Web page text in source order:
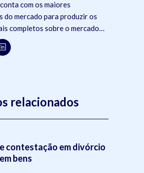
com os maiores
do mercado para produzir os
completos sobre o mercado
e advocacia.
relacionados
contestação em divórcio
bens